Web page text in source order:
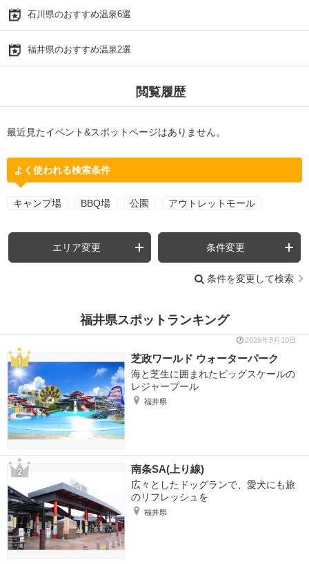
石川県のおすすめ温泉6選
福井県のおすすめ温泉2選
閲覧履歴
最近見たイベント&スポットページはありません。
よく使われる検索条件
キャンプ場 BBQ場 公園 アウトレットモール
エリア変更 条件変更
条件を変更して検索
福井県スポットランキング
2026年8月10日
芝政ワールド ウォーターパーク
海と芝生に囲まれたビッグスケールの
レジャープール
福井県
南条SA(上り線)
広々としたドッグランで、愛犬にも旅
のリフレッシュを
福井県